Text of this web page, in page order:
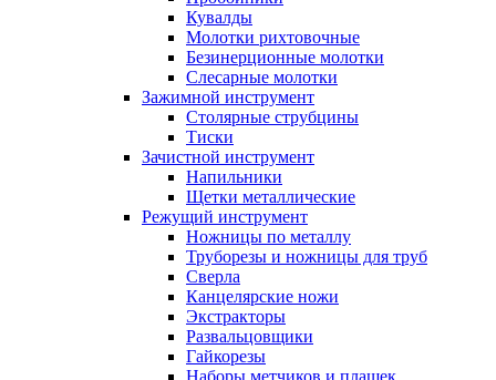
Кувалды
Молотки рихтовочные
Безинерционные молотки
Слесарные молотки
Зажимной инструмент
Столярные струбцины
Тиски
Зачистной инструмент
Напильники
Щетки металлические
Режущий инструмент
Ножницы по металлу
Труборезы и ножницы для труб
Сверла
Канцелярские ножи
Экстракторы
Развальцовщики
Гайкорезы
Наборы метчиков и плашек